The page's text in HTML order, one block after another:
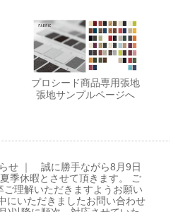
プロシード商品専用張地
張地サンプルページへ